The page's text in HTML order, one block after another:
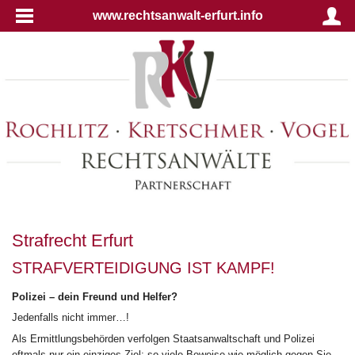
www.rechtsanwalt-erfurt.info
Strafrecht Erfurt
STRAFVERTEIDIGUNG IST KAMPF!
Polizei – dein Freund und Helfer?
Jedenfalls nicht immer…!
Als Ermittlungsbehörden verfolgen Staatsanwaltschaft und Polizei